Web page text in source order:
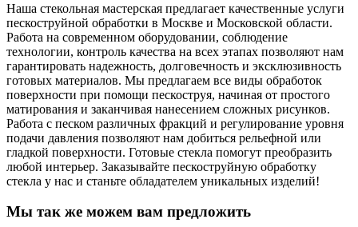
Наша стекольная мастерская предлагает качественные услуги
пескоструйной обработки в Москве и Московской области.
Работа на современном оборудовании, соблюдение
технологии, контроль качества на всех этапах позволяют нам
гарантировать надежность, долговечность и эксклюзивность
готовых материалов. Мы предлагаем все виды обработок
поверхности при помощи пескоструя, начиная от простого
матирования и заканчивая нанесением сложных рисунков.
Работа с песком различных фракций и регулирование уровня
подачи давления позволяют нам добиться рельефной или
гладкой поверхности. Готовые стекла помогут преобразить
любой интерьер. Заказывайте пескоструйную обработку
стекла у нас и станьте обладателем уникальных изделий!
Мы так же можем вам предложить